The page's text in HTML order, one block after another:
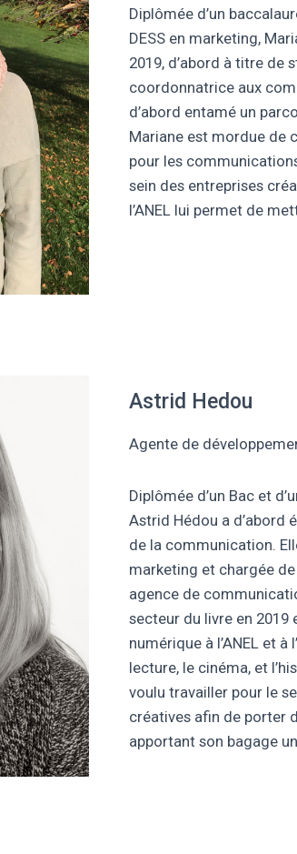
Diplômée d’un
DESS en marketing,
2019, d’abord à titre de
coordonnatrice aux
d’abord entamé un
Mariane est mordue de
pour les
sein des entreprises
l’ANEL lui permet de
Astrid Hedou
Agente de
Diplômée d’un Bac et
Astrid Hédou a d’abord
de la communication.
marketing et chargée
agence de
secteur du livre en 2019
numérique à l’ANEL et à
lecture, le cinéma, et
voulu travailler pour le
créatives afin de porter
apportant son bagage